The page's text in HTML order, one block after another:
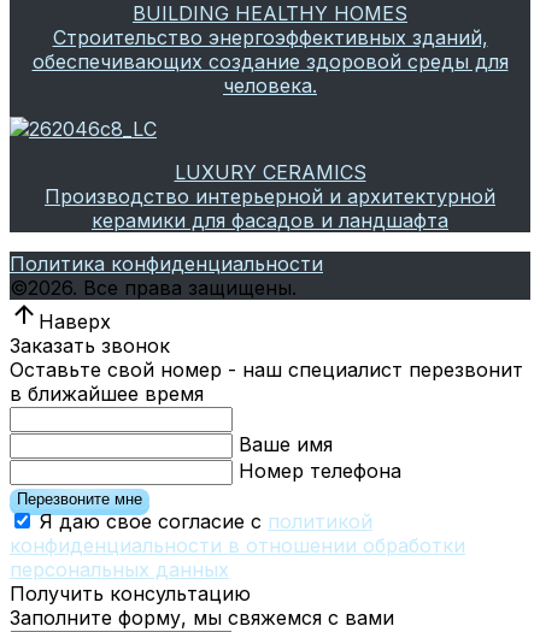
BUILDING HEALTHY HOMES
Строительство энергоэффективных зданий,
обеспечивающих создание здоровой среды для
человека.
LUXURY CERAMICS
Производство интерьерной и архитектурной
керамики для фасадов и ландшафта
Политика конфиденциальности
©2026. Все права защищены.
Наверх
Заказать звонок
Оставьте свой номер - наш специалист перезвонит
в ближайшее время
Ваше имя
Номер телефона
Перезвоните мне
Я даю свое согласие с политикой
конфиденциальности в отношении обработки
персональных данных
Получить консультацию
Заполните форму, мы свяжемся с вами